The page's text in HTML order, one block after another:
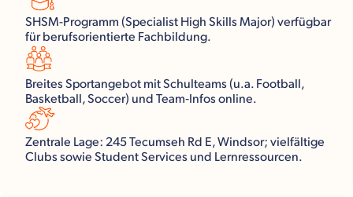
SHSM-Programm (Specialist High Skills Major) verfügbar
für berufsorientierte Fachbildung.
Breites Sportangebot mit Schulteams (u.a. Football,
Basketball, Soccer) und Team‑Infos online.
Zentrale Lage: 245 Tecumseh Rd E, Windsor; vielfältige
Clubs sowie Student Services und Lernressourcen.